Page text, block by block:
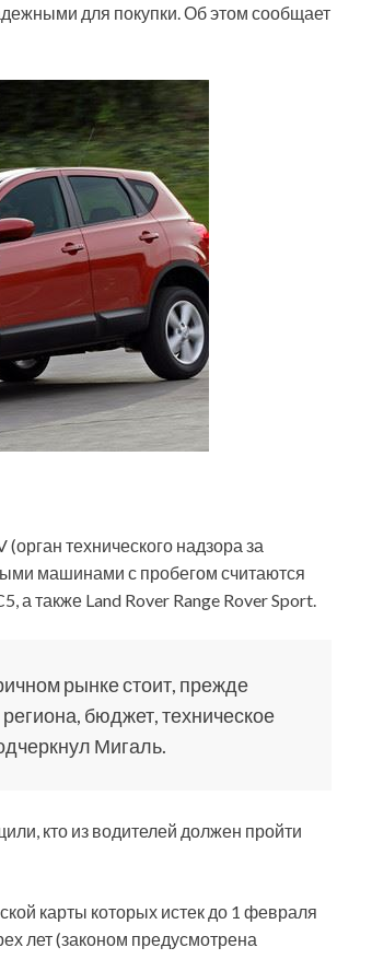
для покупки. Об этом сообщает
(орган технического надзора за
машинами с пробегом считаются
а также Land Rover Range Rover Sport.
рынке стоит, прежде
бюджет, техническое
Мигаль.
кто из водителей должен пройти
карты которых истек до 1 февраля
лет (законом предусмотрена